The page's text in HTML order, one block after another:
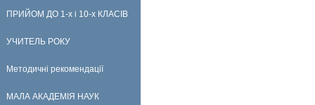
ПРИЙОМ ДО 1-х і 10-х КЛАСІВ
УЧИТЕЛЬ РОКУ
Методичні рекомендації
МАЛА АКАДЕМІЯ НАУК